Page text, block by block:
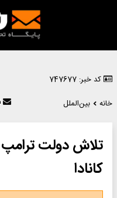
کد خبر: 747677
خانه
بین‌الملل
تلاش دولت
کانادا